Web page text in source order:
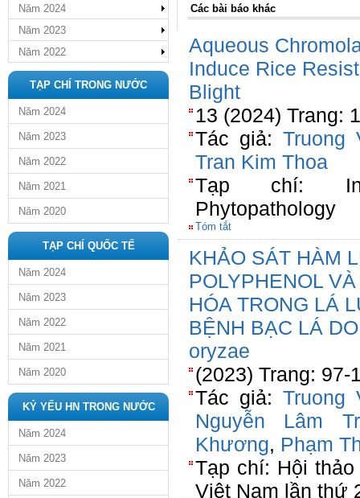
Năm 2024
Năm 2023
Năm 2022
TẠP CHÍ TRONG NƯỚC
Năm 2024
Năm 2023
Năm 2022
Năm 2021
Năm 2020
TẠP CHÍ QUỐC TẾ
Năm 2024
Năm 2023
Năm 2022
Năm 2021
Năm 2020
KỶ YẾU HN TRONG NƯỚC
Năm 2024
Năm 2023
Năm 2022
Các bài báo khác
Aqueous
Induce Rice
Blight
13 (2024) Trang:
Tác giả:Truong
Tran Kim Thoa
Tạp chí:
Phytopathology
Tóm tắt
KHẢO SÁT HÀM
POLYPHENOL
HÓA TRONG LÁ
BỆNH BẠC LÁ
oryzae
(2023) Trang: 97-
Tác giả:Truong
Nguyễn Lâm
Khương, Phạm
Tạp chí: Hội
Việt Nam lần thứ